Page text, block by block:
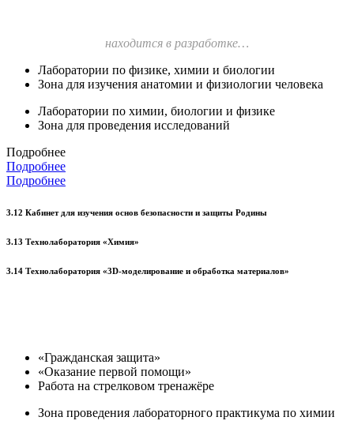
находится в разработке…
Лаборатории по физике, химии и биологии
Зона для изучения анатомии и физиологии человека
Лаборатории по химии, биологии и физике
Зона для проведения исследований
Подробнее
Подробнее
Подробнее
3.12 Кабинет для изучения основ безопасности и защиты Родины
3.13 Технолаборатория «Химия»
3.14 Технолаборатория «3D-моделирование и обработка материалов»
«Гражданская защита»
«Оказание первой помощи»
Работа на стрелковом тренажёре
Зона проведения лабораторного практикума по химии